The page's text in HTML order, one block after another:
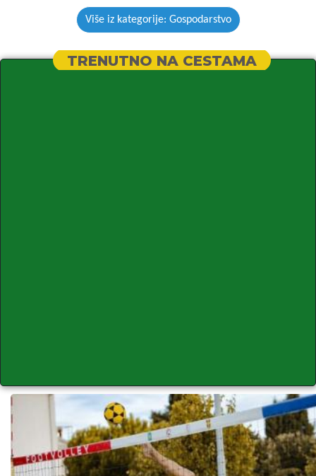
Više iz kategorije: Gospodarstvo
TRENUTNO NA CESTAMA